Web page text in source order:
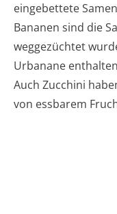
eingebettete
Bananen sind die
weggezüchtet
Urbanane
Auch Zucchini
von essbarem